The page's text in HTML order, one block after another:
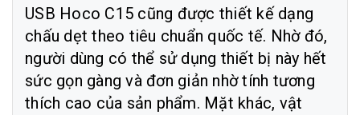
USB Hoco C15 cũng được thiết kế dạng
chấu dẹt theo tiêu chuẩn quốc tế. Nhờ đó,
người dùng có thể sử dụng thiết bị này hết
sức gọn gàng và đơn giản nhờ tính tương
thích cao của sản phẩm. Mặt khác, vật